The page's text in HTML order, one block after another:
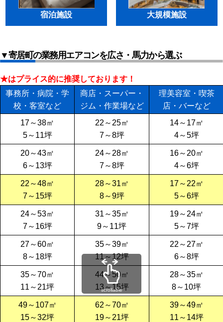
宿泊施設 大規模施設
▼寄居町の業務用エアコンを広さ・馬力から選ぶ
★はプライス的に推奨しております！
事務所・病院・学
校・客室など
商店・スーパー・
ジム・作業場など
理美容室・喫茶
店・バーなど
17～38㎡
5～11坪
22～25㎡
7～8坪
14～17㎡
4～5坪
20～43㎡
6～13坪
24～28㎡
7～8坪
16～20㎡
4～6坪
22～48㎡
7～15坪
28～31㎡
8～9坪
17～22㎡
5～6坪
24～53㎡
7～16坪
31～35㎡
9～11坪
19～24㎡
5～7坪
27～60㎡
8～18坪
35～39㎡
11～12坪
22～27㎡
6～8坪
35～70㎡
11～21坪
44～50㎡
13～15坪
28～35㎡
8～10坪
49～107㎡
15～32坪
62～70㎡
19～21坪
39～49㎡
11～14坪
scrollable